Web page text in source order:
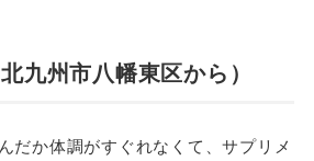
九州市八幡東区から）
だか体調がすぐれなくて、サプリメ